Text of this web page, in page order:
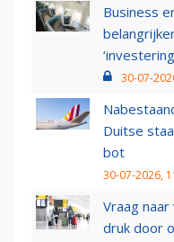
Business
30-07-
Duitse
bot
30-07-2026,
Vraag
druk door